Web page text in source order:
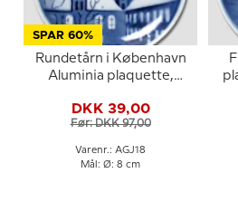
SPAR 60%
Rundetårn i København
Aluminia plaquette,
DKK 39,00
Før: DKK 97,00
Varenr.: AGJ18
Mål: Ø: 8 cm